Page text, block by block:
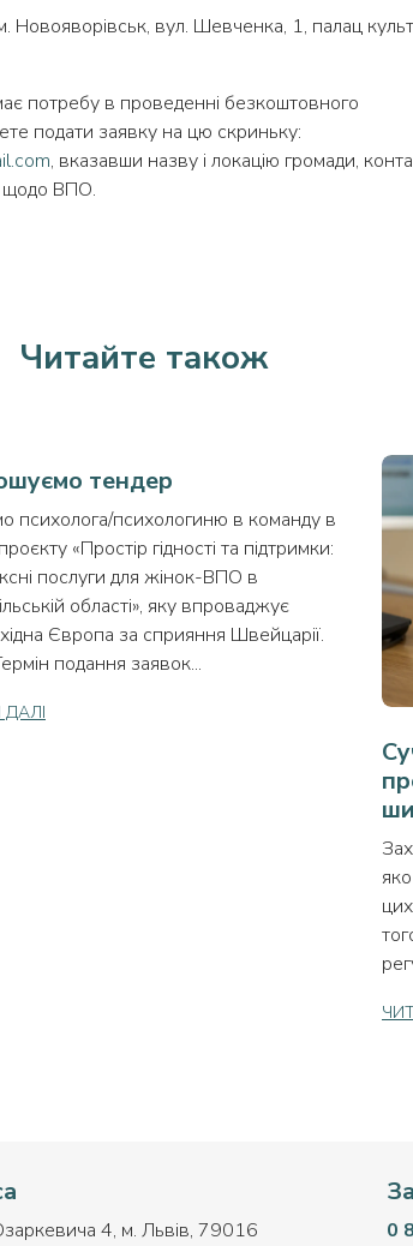
вул. Шевченка, 1, палац
потребу в проведенні безкоштовного
подати заявку на цю скриньку:
, вказавши назву і локацію громади,
щодо ВПО.
Читайте також
тендер
психолога/психологиню в команду в
«Простір гідності та підтримки:
послуги для жінок-ВПО в
області», яку впроваджує
Європа за сприяння Швейцарії.
подання заявок...
4, м. Львів, 79016
0